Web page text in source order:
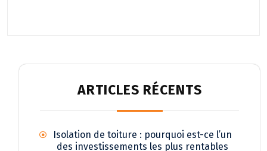
ARTICLES RÉCENTS
Isolation de toiture : pourquoi est-ce l’un
des investissements les plus rentables